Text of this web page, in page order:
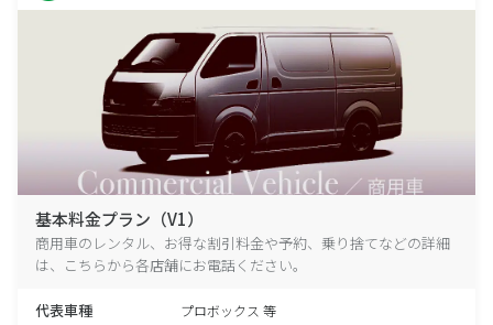
基本料金プラン（V1）
商用車のレンタル、お得な割引料金や予約、乗り捨てなどの詳細
は、こちらから各店舗にお電話ください。
代表車種 プロボックス 等